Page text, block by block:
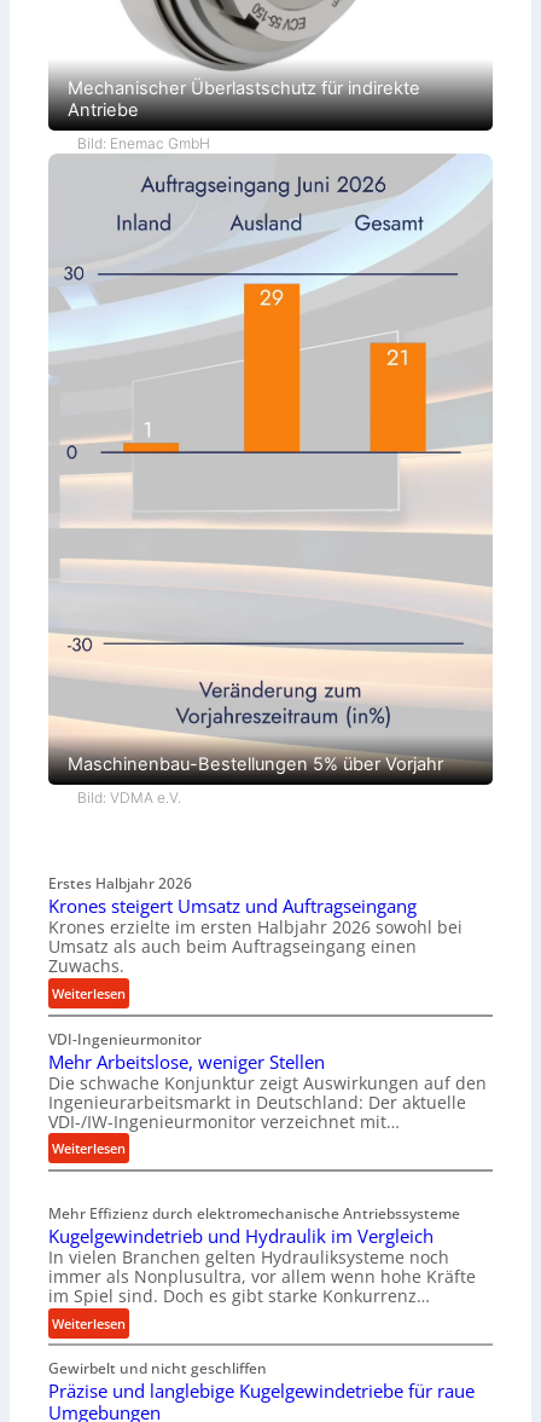
Mechanischer Überlastschutz für indirekte
Antriebe
Bild: Enemac GmbH
Maschinenbau-Bestellungen 5% über Vorjahr
Bild: VDMA e.V.
Erstes Halbjahr 2026
Krones steigert Umsatz und Auftragseingang
Krones erzielte im ersten Halbjahr 2026 sowohl bei
Umsatz als auch beim Auftragseingang einen
Zuwachs.
Weiterlesen:
K
r
o
n
e
s
s
t
i
g
e
r
t
U
VDI-Ingenieurmonitor
Mehr Arbeitslose, weniger Stellen
Die schwache Konjunktur zeigt Auswirkungen auf den
Ingenieurarbeitsmarkt in Deutschland: Der aktuelle
VDI-/IW-Ingenieurmonitor verzeichnet mit…
Weiterlesen:
M
h
r
A
r
b
e
t
s
Mehr Effizienz durch elektromechanische Antriebssysteme
Kugelgewindetrieb und Hydraulik im Vergleich
In vielen Branchen gelten Hydrauliksysteme noch
immer als Nonplusultra, vor allem wenn hohe Kräfte
im Spiel sind. Doch es gibt starke Konkurrenz…
Weiterlesen:
K
u
g
e
Gewirbelt und nicht geschliffen
Präzise und langlebige Kugelgewindetriebe für raue
Umgebungen